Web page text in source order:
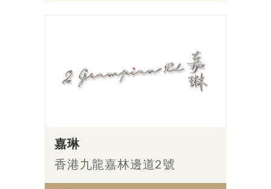
嘉琳
香港九龍嘉林邊道2號